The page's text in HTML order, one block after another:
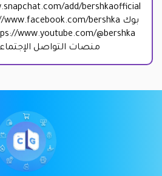
add/bershkaofficial
بوك www.facebook.com/bershka
www.youtube.com/@bershka
منصات التواصل